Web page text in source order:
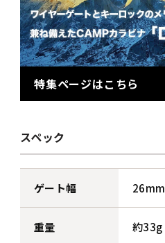
特集ページはこちら
スペック
ゲート幅 26mm
重量 約33g